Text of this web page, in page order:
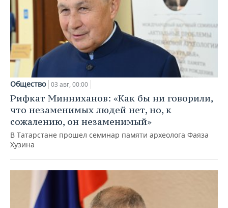
Общество 03 авг, 00:00
Рифкат Минниханов: «Как бы ни говорили,
что незаменимых людей нет, но, к
сожалению, он незаменимый»
В Татарстане прошел семинар памяти археолога Фаяза
Хузина